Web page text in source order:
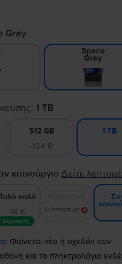
Gray
Space
Gray
1 TB
512 GB
-134 €
1 TB
καινούργιο Δείτε
καλό
-78 €
Δημοφιλή
Ειδοποίησε με!
Φαίνεται νέο ή σχεδόν σαν
και το πληκτρολόγιο